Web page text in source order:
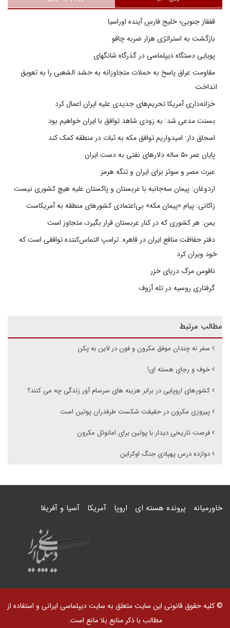
قفقاز جنوبی؛ خلیج فارسِ آینده اوراسیا
بازگشت به استراتژی هزار ضربه چاقو
پویایی دستگاه دیپلماسی در گذرگاه شانگهای
مقاومت عراق پاسخ به حملات متجاوزانه به حشد الشعبی را به تعویق
انداخت
خزانه‌داری آمریکا تحریم‌های جدیدی علیه ایران اعمال کرد
بسنت مدعی شد: به زودی شاهد توافق با ایران خواهیم بود
اسحاق دار: امیدواریم توافق مکه به ثبات در منطقه کمک کند
پایان عمر ۵۰ ساله دلارهای نفتی به دست ایران
عبرت مصر و سوئز برای ایران و تنگه هرمز
اردوغان: پیمان سه‌جانبه با عربستان و پاکستان علیه هیچ کشوری نیست
زاکانی: پیام «پیمان مکه» بی‌اعتمادی کشورهای منطقه به آمریکاست
یمن: هر کشوری که در کنار عربستان قرار بگیرد، متجاوز است
دفتر حفاظت منافع ایران در قاهره: ترامپ التماس‌کننده توافقی است که
خود ویران کرد
ناقوس مرگ دریای خزر
گرفتاری روسیه در تله آزوف
مطالب مرتبط
سفر نه چندان موفق مکرون و فون در لاین به پکن
خوف و رجای هسته ای!
کشورهای اروپایی در برابر هزینه های سرسام آور زندگی چه می کنند؟
پیروزی مکرون در حقیقت شکست طرفدران پوتین است
فرصت تاریخی دیدار با پوتین برای امانوئل مکرون
دوازده درس پهپادی جنگ اوکراین
خاورمیانه پرونده هسته ای اروپا آمریکا آسیا و آفریقا
© کلیه حقوق قانونی این سایت متعلق به سایت دیپلماسی ایرانی و استفاده از
مطالب با ذکر منابع بلا مانع است.